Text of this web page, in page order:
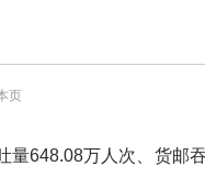
页
量648.08万人次、货邮